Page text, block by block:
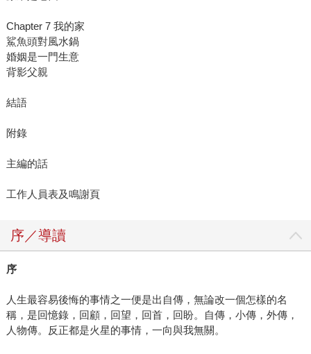
Chapter 7 我的家
鯊魚頭對風水鍋
婚姻是一門生意
背影父親
結語
附錄
主編的話
工作人員表及鳴謝頁
序／導讀
序
人生最容易後悔的事情之一便是出自傳，無論改一個怎樣的名
稱，是回憶錄，回顧，回望，回首，回盼。自傳，小傳，外傳，
人物傳。反正都是火星的事情，一向與我無關。